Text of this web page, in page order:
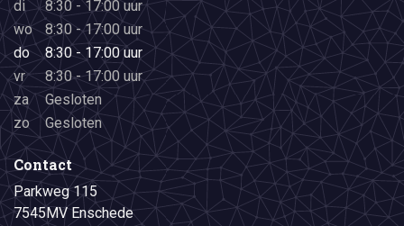
di
8:30 - 17:00 uur
wo
8:30 - 17:00 uur
do
8:30 - 17:00 uur
vr
8:30 - 17:00 uur
za
Gesloten
zo
Gesloten
Contact
Parkweg 115
7545MV Enschede